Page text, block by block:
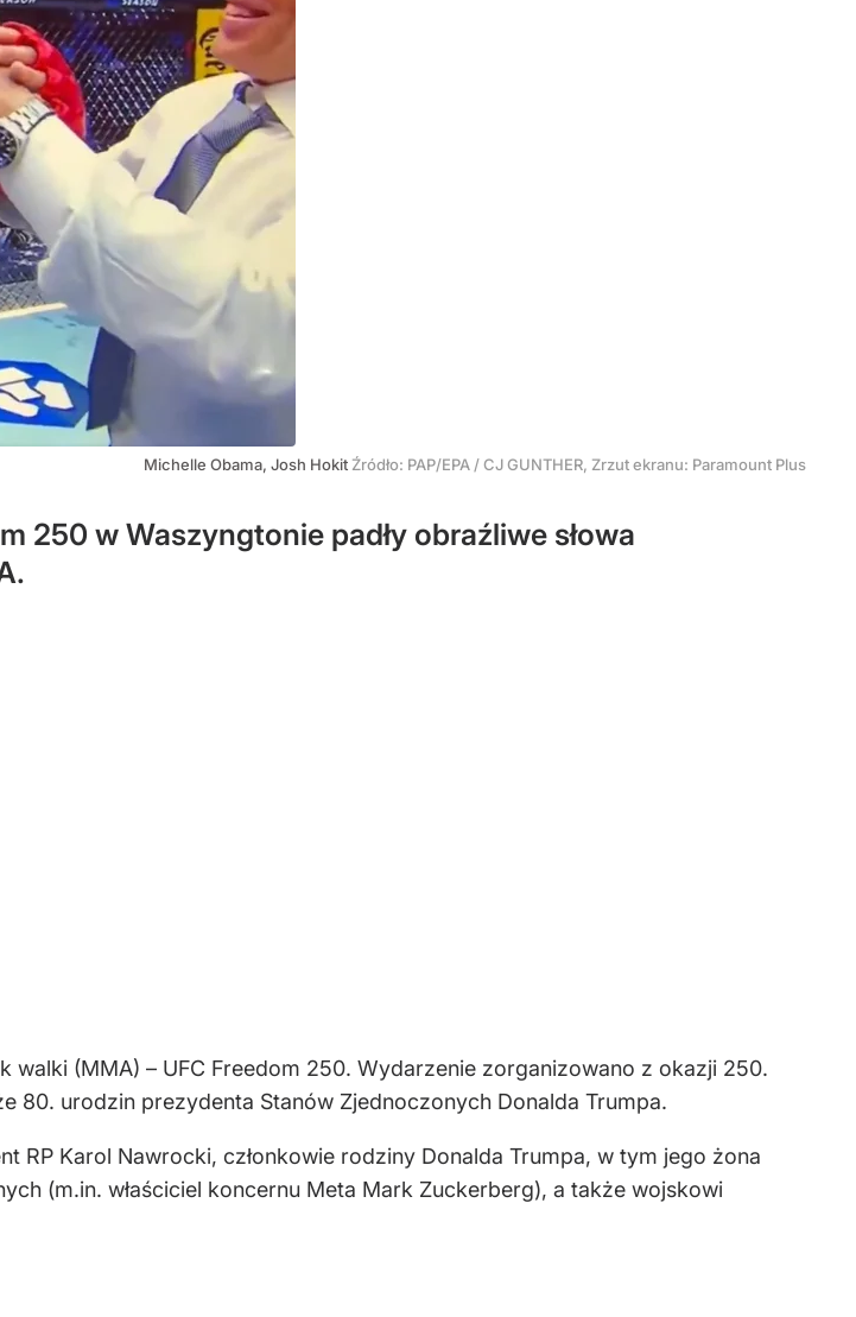
Michelle Obama, Josh Hokit Źródło: PAP/EPA /CJ GUNTHER, Zrzut ekranu: Paramount Plus
250 w Waszyngtonie padły obraźliwe słowa
walki (MMA) – UFC Freedom 250. Wydarzenie zorganizowano z okazji 250.
80. urodzin prezydenta Stanów Zjednoczonych Donalda Trumpa.
RP Karol Nawrocki, członkowie rodziny Donalda Trumpa, w tym jego żona
(m.in. właściciel koncernu Meta Mark Zuckerberg), a także wojskowi